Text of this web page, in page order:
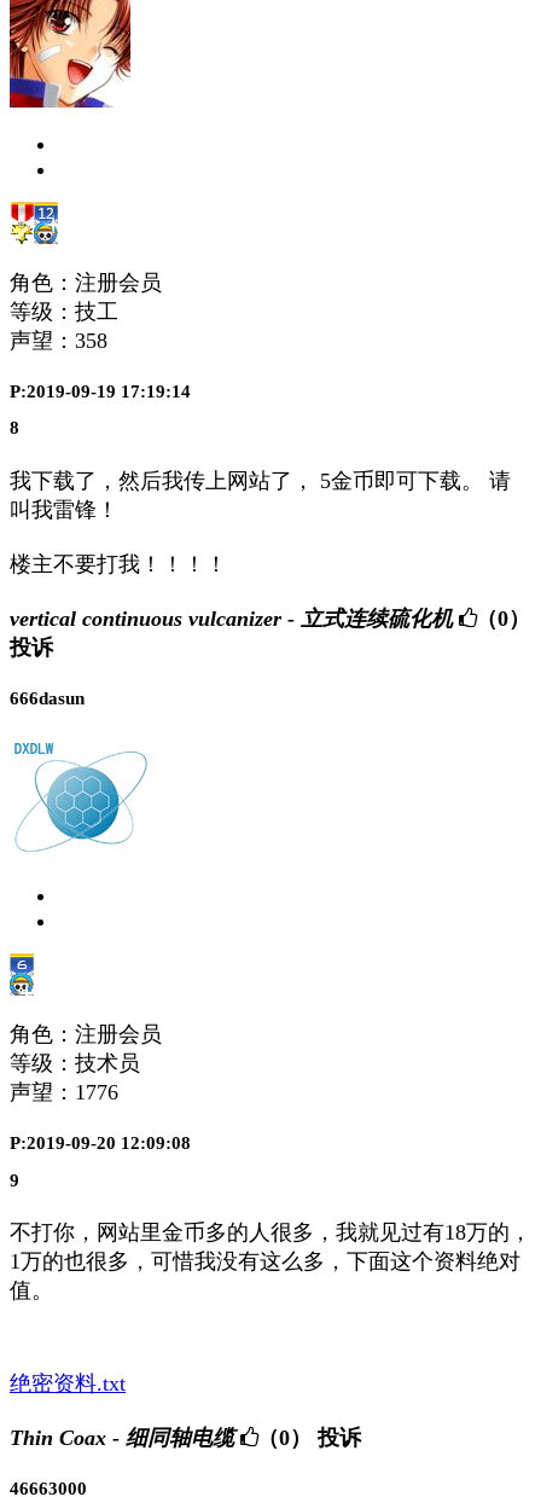
角色：注册会员
等级：技工
声望： 358
P:2019-09-19 17:19:14
8
我下载了，然后我传上网站了， 5金币即可下载。 请
叫我雷锋！
楼主不要打我！！！！
vertical continuous vulcanizer - 立式连续硫化机
（0）
投诉
666dasun
角色：注册会员
等级：技术员
声望： 1776
P:2019-09-20 12:09:08
9
不打你，网站里金币多的人很多，我就见过有18万的，
1万的也很多，可惜我没有这么多，下面这个资料绝对
值。
绝密资料.txt
Thin Coax - 细同轴电缆 （0） 投诉
46663000